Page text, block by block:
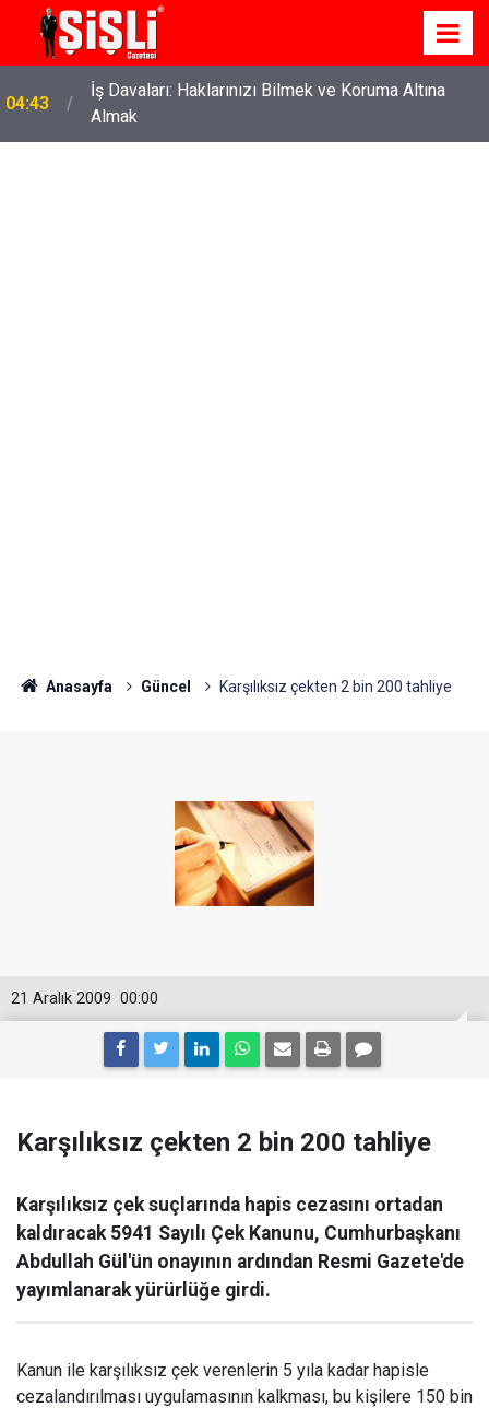
04:43
İş Davaları: Haklarınızı Bilmek ve Koruma Altına
Almak
Anasayfa Güncel Karşılıksız çekten 2 bin 200 tahliye
00:00
21 Aralık 2009
Karşılıksız çekten 2 bin 200 tahliye
Karşılıksız çek suçlarında hapis cezasını ortadan
kaldıracak 5941 Sayılı Çek Kanunu, Cumhurbaşkanı
Abdullah Gül'ün onayının ardından Resmi Gazete'de
yayımlanarak yürürlüğe girdi.
Kanun ile karşılıksız çek verenlerin 5 yıla kadar hapisle
cezalandırılması uygulamasının kalkması, bu kişilere 150 bin